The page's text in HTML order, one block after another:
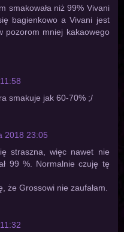
smakowała niż 99% Vivani
bagienkowo a Vivani jest
pozorom mniej kakaowego
smakuje jak 60-70% ;/
2018 23:05
straszna, więc nawet nie
99 %. Normalnie czuję tę
że Grossowi nie zaufałam.